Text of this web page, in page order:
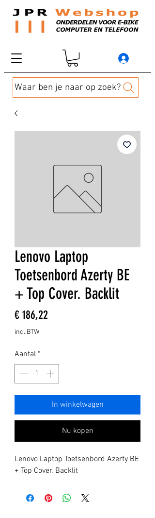
Waar ben je naar op zoek?
Lenovo Laptop
Toetsenbord Azerty BE
+ Top Cover. Backlit
€ 186,22
incl.BTW
Aantal *
In winkelwagen
Nu kopen
Lenovo Laptop Toetsenbord Azerty BE
+ Top Cover. Backlit